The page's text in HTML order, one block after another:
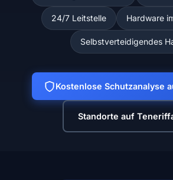
24/7 Leitstelle Hardware
Selbstverteidigendes
Kostenlose Schutzanalyse
Standorte auf